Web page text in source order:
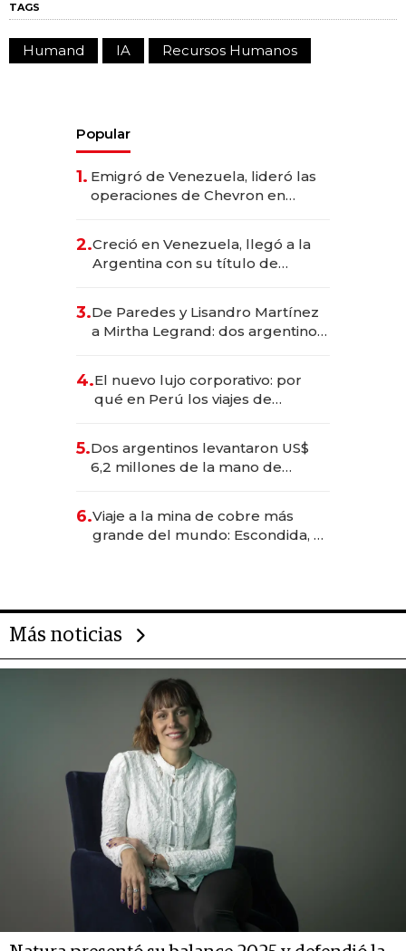
TAGS
Humand IA Recursos Humanos
Popular
1. Emigró de Venezuela, lideró las
operaciones de Chevron en
2.Creció en Venezuela, llegó a la
Argentina con su título de
las marcas "fast premium"
3.De Paredes y Lisandro Martínez
a Mirtha Legrand: dos argentinos
4.El nuevo lujo corporativo: por
qué en Perú los viajes de
para convertirse en experiencias
transformadoras
5.Dos argentinos levantaron US$
6,2 millones de la mano de
6.Viaje a la mina de cobre más
grande del mundo: Escondida, el
Más noticias